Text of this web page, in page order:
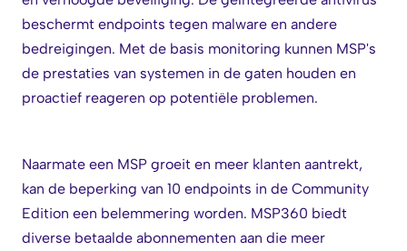
beschermt endpoints tegen malware en andere
bedreigingen. Met de basis monitoring kunnen MSP's
de prestaties van systemen in de gaten houden en
proactief reageren op potentiële problemen.
Naarmate een MSP groeit en meer klanten aantrekt,
kan de beperking van 10 endpoints in de Community
Edition een belemmering worden. MSP360 biedt
diverse betaalde abonnementen aan die meer